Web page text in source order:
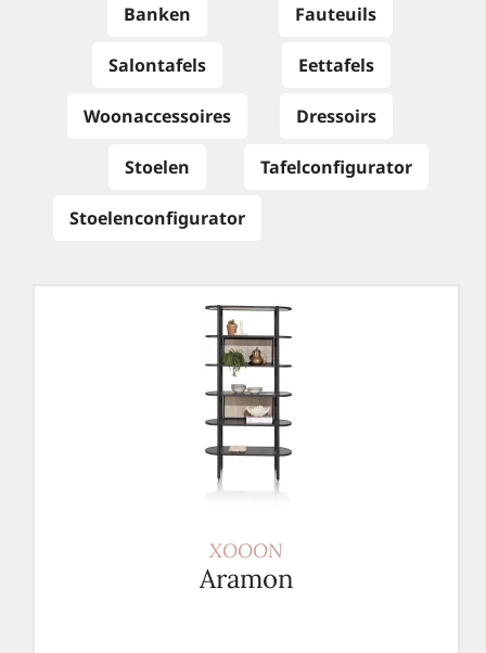
Banken Fauteuils
Salontafels Eettafels
Woonaccessoires Dressoirs
Stoelen Tafelconfigurator
Stoelenconfigurator
XOOON
Aramon